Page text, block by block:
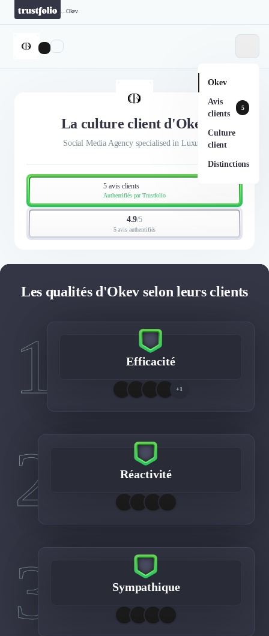
Okev
Okev
Avis
clients
5
Culture
client
Distinctions
La culture client d'Okev
Social Media Agency specialised in Luxury
5 avis clients
Authentifiés par Trustfolio
4.9/5
5 avis authentifiés
Les qualités d'Okev selon leurs clients
1 Efficacité
+1
2 Réactivité
3 Sympathique